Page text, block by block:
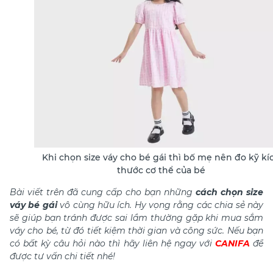
Khi chọn size váy cho bé gái thì bố mẹ nên đo kỹ
thước cơ thể của bé
Bài viết trên đã cung cấp cho bạn những cách chọn size
váy bé gáivô cùng hữu ích. Hy vọng rằng các chia sẻ này
sẽ giúp bạn tránh được sai lầm thường gặp khi mua sắm
váy cho bé, từ đó tiết kiệm thời gian và công sức. Nếu bạn
có bất kỳ câu hỏi nào thì hãy liên hệ ngay với CANIFAđể
được tư vấn chi tiết nhé!